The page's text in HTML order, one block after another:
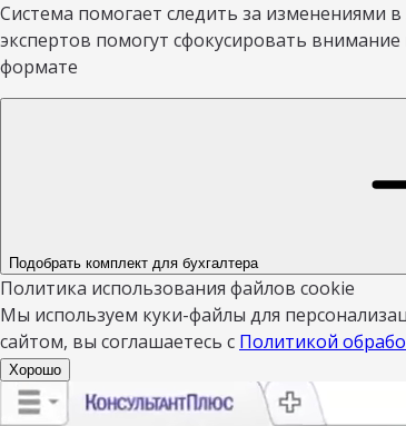
Система помогает следить за изменениями
экспертов помогут сфокусировать
формате
Подобрать комплект для бухгалтера
Политика использования файлов cookie
Мы используем куки-файлы для
сайтом, вы соглашаетесь с Политикой
Хорошо